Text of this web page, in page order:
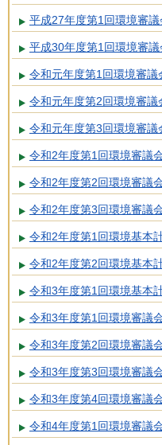
平成27年度第1回環境審
平成30年度第1回環境審議
令和元年度第1回環境審議
令和元年度第2回環境審議
令和元年度第3回環境審議
令和2年度第1回環境審議
令和2年度第2回環境審議
令和2年度第3回環境審議
令和2年度第1回環境基本
令和2年度第2回環境基本
令和3年度第1回環境基本
令和3年度第1回環境審議
令和3年度第2回環境審議
令和3年度第3回環境審議
令和3年度第4回環境審議
令和4年度第1回環境審議